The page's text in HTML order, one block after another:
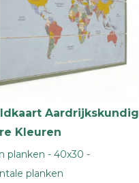
Aardrijkskundig
Kleuren
planken - 40x30 -
planken